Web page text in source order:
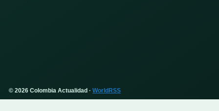
© 2026 Colombia Actualidad · WorldRSS